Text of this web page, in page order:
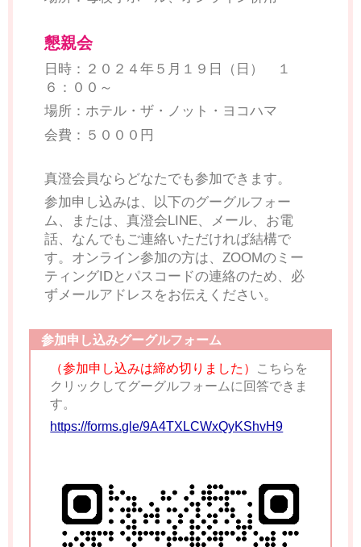
懇親会
日時：２０２４年５月１９日（日） １
６：００～
場所：ホテル・ザ・ノット・ヨコハマ
会費：５０００円
真澄会員ならどなたでも参加できます。
参加申し込みは、以下のグーグルフォー
ム、または、真澄会LINE、メール、お電
話、なんでもご連絡いただければ結構で
す。オンライン参加の方は、ZOOMのミー
ティングIDとパスコードの連絡のため、必
ずメールアドレスをお伝えください。
参加申し込みグーグルフォーム
（参加申し込みは締め切りました）
こちらを
クリックしてグーグルフォームに回答できま
す。
https://forms.gle/9A4TXLCWxQyKShvH9